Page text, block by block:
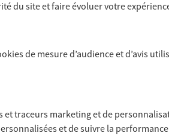
à vous
votre
du site et faire évoluer votre
de mesure d’audience et d’avis
et traceurs marketing et de
et de suivre la